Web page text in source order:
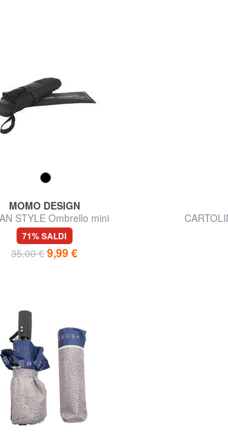
MOMO DESIGN
STYLE Ombrello mini
71% SALDI
35,00 € 9,99 €